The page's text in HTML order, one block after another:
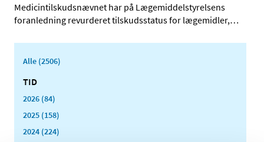
Medicintilskudsnævnet har på Lægemiddelstyrelsens
foranledning revurderet tilskudsstatus for lægemidler,…
Alle (2506)
TID
2026 (84)
2025 (158)
2024 (224)